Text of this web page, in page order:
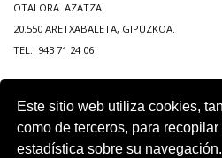
Este sitio web utiliza cookies,
como de terceros, para
estadística sobre su
OTALORA. AZATZA.
20.550 ARETXABALETA, GIPUZKOA.
TEL.: 943 71 24 06
ACCESIBILIDAD
CONTACTO
AVISO LEGAL